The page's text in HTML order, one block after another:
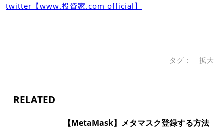
twitter【www.投資家.com official】
タグ： 拡大
RELATED
【MetaMask】メタマスク登録する方法